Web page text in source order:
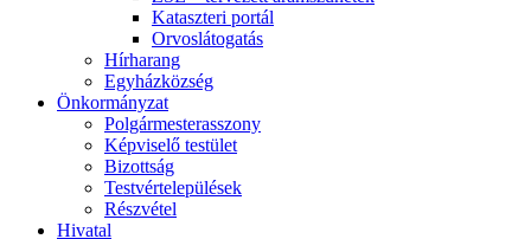
Kataszteri portál
Orvoslátogatás
Hírharang
Egyházközség
Önkormányzat
Polgármesterasszony
Képviselő testület
Bizottság
Testvértelepülések
Részvétel
Hivatal